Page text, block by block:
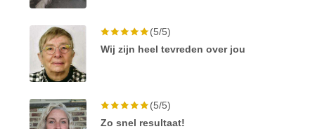
(5/5)
Wij zijn heel tevreden over jou
(5/5)
Zo snel resultaat!